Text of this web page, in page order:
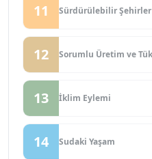
11 Sürdürülebilir
12 Sorumlu Üretim ve
13 İklim Eylemi
14 Sudaki Yaşam